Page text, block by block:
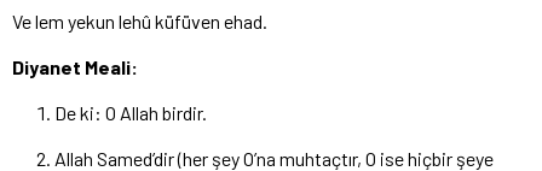
Ve lem yekun lehû küfüven ehad.
Diyanet Meali:
De ki: O Allah birdir.
Allah Samed’dir (her şey O’na muhtaçtır, O ise hiçbir şeye